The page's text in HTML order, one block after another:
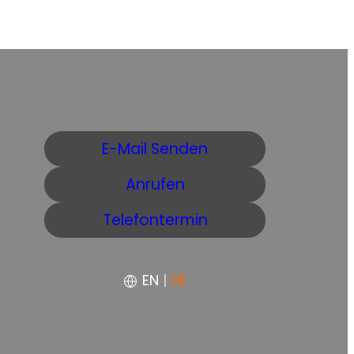
E-Mail Senden
Anrufen
Telefontermin
EN | DE